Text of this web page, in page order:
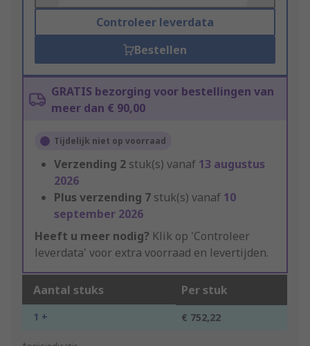
Controleer leverdata
Bestellen
GRATIS bezorging voor bestellingen van
meer dan € 90,00
Tijdelijk niet op voorraad
Verzending 2 stuk(s) vanaf 13 augustus
2026
Plus verzending 7 stuk(s) vanaf 10
september 2026
Heeft u meer nodig? Klik op 'Controleer
leverdata' voor extra voorraad en levertijden.
Aantal stuks Per stuk
1 + € 752,22